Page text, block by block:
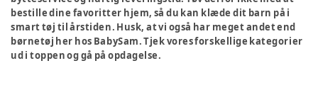
bestille dine favoritter hjem, så du kan klæde dit barn på i
smart tøj til årstiden. Husk, at vi også har meget andet end
børnetøj her hos BabySam. Tjek vores forskellige kategorier
ud i toppen og gå på opdagelse.